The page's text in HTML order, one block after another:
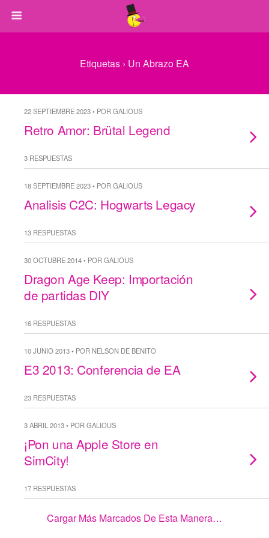
Etiquetas › Un Abrazo EA
22 SEPTIEMBRE 2023 • POR GALIOUS
Retro Amor: Brütal Legend
3 RESPUESTAS
18 SEPTIEMBRE 2023 • POR GALIOUS
Analisis C2C: Hogwarts Legacy
13 RESPUESTAS
30 OCTUBRE 2014 • POR GALIOUS
Dragon Age Keep: Importación
de partidas DIY
16 RESPUESTAS
10 JUNIO 2013 • POR NELSON DE BENITO
E3 2013: Conferencia de EA
23 RESPUESTAS
3 ABRIL 2013 • POR GALIOUS
¡Pon una Apple Store en
SimCity!
17 RESPUESTAS
Cargar Más Marcados De Esta Manera…